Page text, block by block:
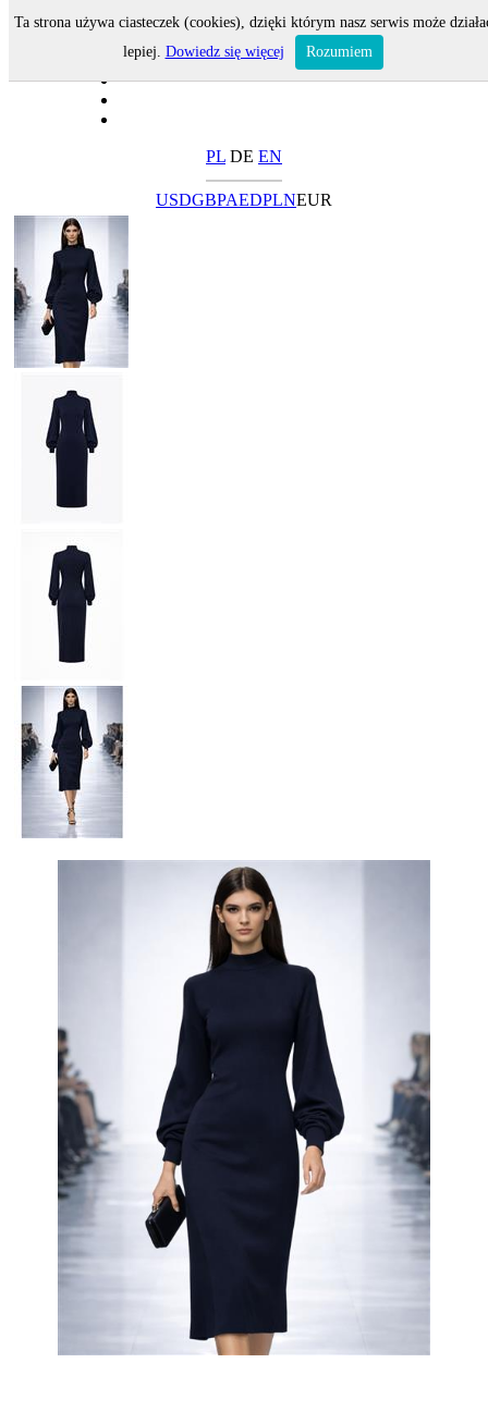
PL DE EN
USDGBPAEDPLNEUR
Ta strona używa ciasteczek (cookies), dzięki którym nasz serwis może
lepiej. Dowiedz się więcej Rozumiem